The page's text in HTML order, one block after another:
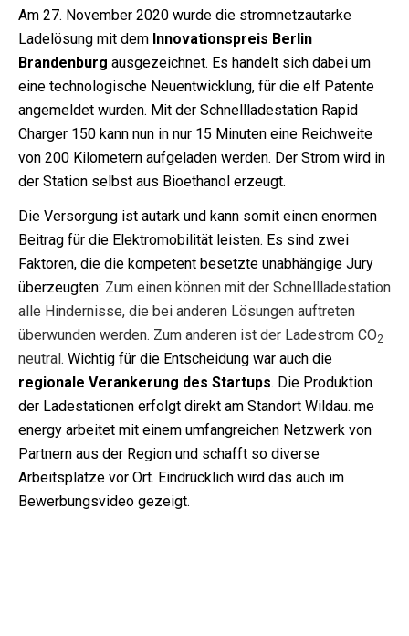
Am 27. November 2020 wurde die stromnetzautarke
Ladelösung mit dem Innovationspreis Berlin
Brandenburg ausgezeichnet. Es handelt sich dabei um
eine technologische Neuentwicklung, für die elf Patente
angemeldet wurden. Mit der Schnellladestation Rapid
Charger 150 kann nun in nur 15 Minuten eine Reichweite
von 200 Kilometern aufgeladen werden. Der Strom wird in
der Station selbst aus Bioethanol erzeugt.
Die Versorgung ist autark und kann somit einen enormen
Beitrag für die Elektromobilität leisten. Es sind zwei
Faktoren, die die kompetent besetzte unabhängige Jury
überzeugten: Zum einen können mit der Schnellladestation
alle Hindernisse, die bei anderen Lösungen auftreten
überwunden werden. Zum anderen ist der Ladestrom CO2
neutral. Wichtig für die Entscheidung war auch die
regionale Verankerung des Startups. Die Produktion
der Ladestationen erfolgt direkt am Standort Wildau. me
energy arbeitet mit einem umfangreichen Netzwerk von
Partnern aus der Region und schafft so diverse
Arbeitsplätze vor Ort. Eindrücklich wird das auch im
Bewerbungsvideo gezeigt.